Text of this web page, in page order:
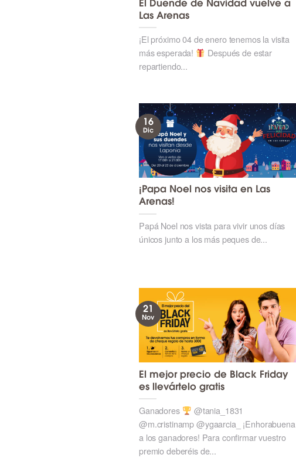
El Duende de Navidad vuelve a
Las Arenas
¡El próximo 04 de enero tenemos la visita
más esperada!
Después de estar
repartiendo...
¡Papa Noel nos visita en Las
Arenas!
Papá Noel nos vista para vivir unos días
únicos junto a los más peques de...
16
Dic
El mejor precio de Black Friday
es llevártelo gratis
Ganadores
@tania_1831
@m.cristinamp @ygaarcia_ ¡Enhorabuena
a los ganadores! Para confirmar vuestro
premio deberéis de...
21
Nov